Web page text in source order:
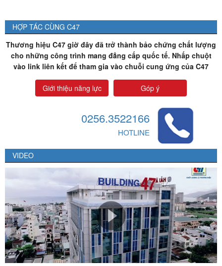
HỢP TÁC CÙNG C47
Thương hiệu C47 giờ đây đã trở thành bảo chứng chất lượng
cho những công trình mang đẳng cấp quốc tế. Nhấp chuột
vào link liên kết để tham gia vào chuỗi cung ứng của C47
Giới thiệu năng lực Góp ý
0256.3522166
HOTLINE
VIDEO